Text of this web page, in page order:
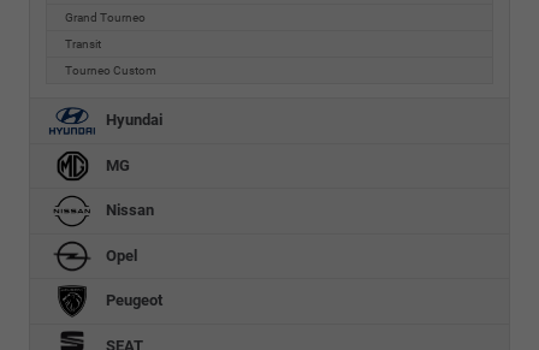
Grand Tourneo
Transit
Tourneo Custom
Hyundai
MG
Nissan
Opel
Peugeot
SEAT